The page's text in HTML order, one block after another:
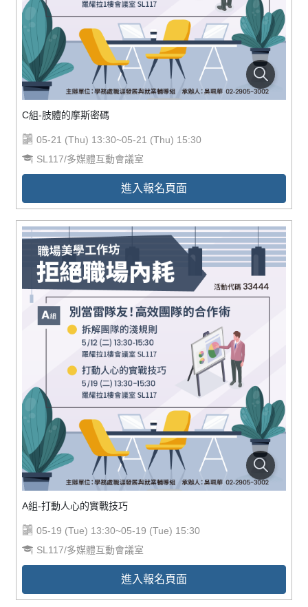
C組-肢體的摩斯密碼
05-21 (Thu) 13:30~05-21 (Thu) 15:30
SL117/多媒體互動會議室
進入報名頁面
A組-打動人心的實戰技巧
05-19 (Tue) 13:30~05-19 (Tue) 15:30
SL117/多媒體互動會議室
進入報名頁面